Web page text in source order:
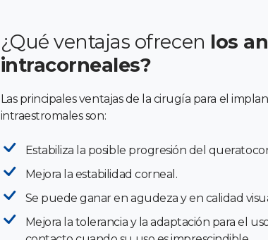
¿Qué ventajas ofrecen los
intracorneales?
Las principales ventajas de la cirugía para el
intraestromales son:
Estabiliza la posible progresión del
Mejora la estabilidad corneal.
Se puede ganar en agudeza y en calidad
Mejora la tolerancia y la adaptación para el